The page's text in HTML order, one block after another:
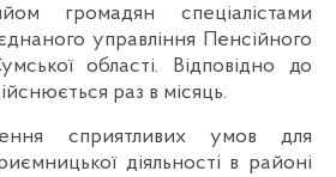
громадян спеціалістами
управління Пенсійного
області. Відповідно до
раз в місяць.
сприятливих умов для
діяльності в районі